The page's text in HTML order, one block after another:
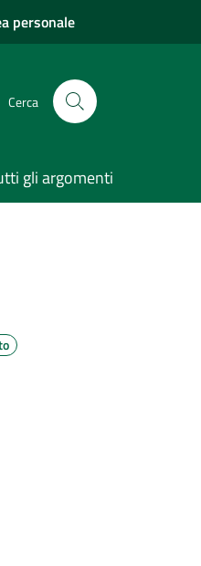
personale
Cerca
gli argomenti